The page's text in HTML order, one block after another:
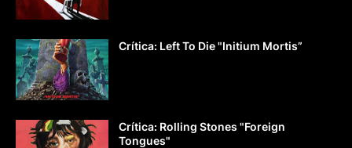
Crítica: Left To Die "Initium Mortis”
Crítica: Rolling Stones "Foreign
Tongues"